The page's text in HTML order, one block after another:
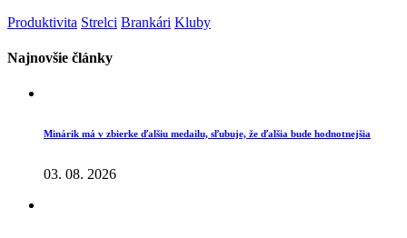
Produktivita Strelci Brankári Kluby
Najnovšie články
Minárik má v zbierke ďalšiu medailu, sľubuje, že ďalšia bude hodnotnejšia
03. 08. 2026